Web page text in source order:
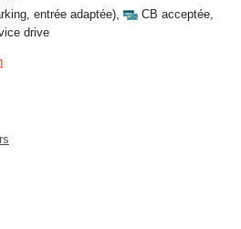
entrée adaptée), CB acceptée,
drive